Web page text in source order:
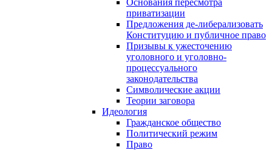
Основания пересмотра
приватизации
Предложения де-либерализовать
Конституцию и публичное право
Призывы к ужесточению
уголовного и уголовно-
процессуального
законодательства
Символические акции
Теории заговора
Идеология
Гражданское общество
Политический режим
Право